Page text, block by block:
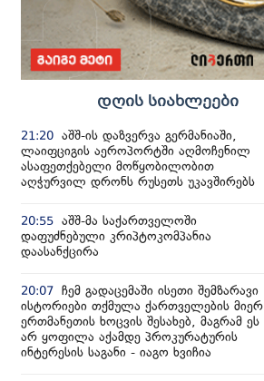
დღის სიახლეები
21:20 აშშ-ის დაზვერვა გერმანიაში,
ლაიფციგის აეროპორტში აღმოჩენილ
ასაფეთქებელი მოწყობილობით
აღჭურვილ დრონს რუსეთს უკავშირებს
20:55 აშშ-მა საქართველოში
დაფუძნებული კრიპტოკომპანია
დაასანქცირა
20:07 ჩემ გადაცემაში ისეთი შემზარავი
ისტორიები თქმულა ქართველების მიერ
ერთმანეთის ხოცვის შესახებ, მაგრამ ეს
არ ყოფილა აქამდე პროკურატურის
ინტერესის საგანი - იაგო ხვიჩია